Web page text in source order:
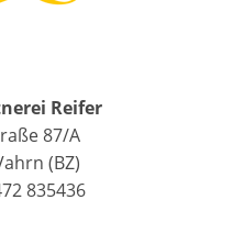
Reifer
87/A
(BZ)
835436